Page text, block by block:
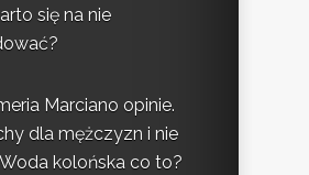
się na nie
Marciano opinie.
dla mężczyzn i nie
kolońska co to?